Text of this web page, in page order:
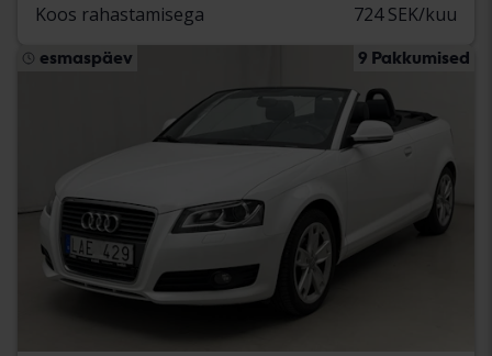
Koos rahastamisega 724 SEK/kuu
esmaspäev 9 Pakkumised